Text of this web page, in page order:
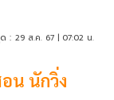
: 29 ส.ค. 67 | 07:02 น.
น นักวิ่ง